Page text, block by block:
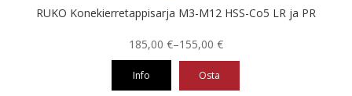
RUKO Konekierretappisarja M3-M12 HSS-Co5 LR ja PR
155,00 €
–
185,00 €Hintaluokka:
155,00 €
Info Osta